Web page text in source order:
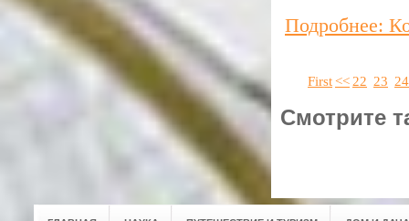
Подробнее:
First<< 22 23 24
Смотрите